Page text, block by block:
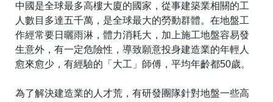
中國是全球最多高樓大廈的國家，從事建築業相關的工
人數目多達五千萬，是全球最大的勞動群體。在地盤工
作經常要日曬雨淋，體力消耗大，加上施工地盤容易發
生意外，有一定危險性，導致願意投身建造業的年輕人
愈來愈少，有經驗的「大工」師傅，平均年齡都50歲。
為了解決建造業的人才荒，有研發團隊針對地盤一些高